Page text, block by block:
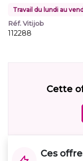
Travail du lundi au
Réf. Vitijob
112288
Cette
Ces